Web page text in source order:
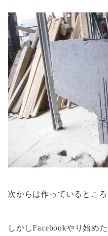
次からは作っているところ
しかしFacebookやり始め